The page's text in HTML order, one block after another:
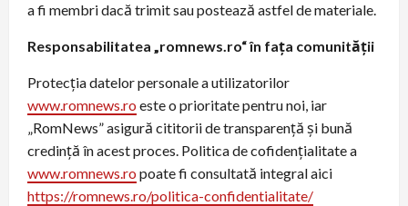
a fi membri dacă trimit sau postează astfel de materiale.
Responsabilitatea „romnews.ro“ în faţa comunităţii
Protecția datelor personale a utilizatorilor
www.romnews.ro este o prioritate pentru noi, iar
„RomNews” asigură cititorii de transparență și bună
credință în acest proces. Politica de cofidențialitate a
www.romnews.ro poate fi consultată integral aici
https://romnews.ro/politica-confidentialitate/